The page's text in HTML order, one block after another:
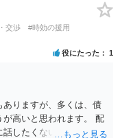
交渉
#時効の援用
役にたった 1
りますが、多くは、債
高いと思われます。 配
したくない事情等もあ